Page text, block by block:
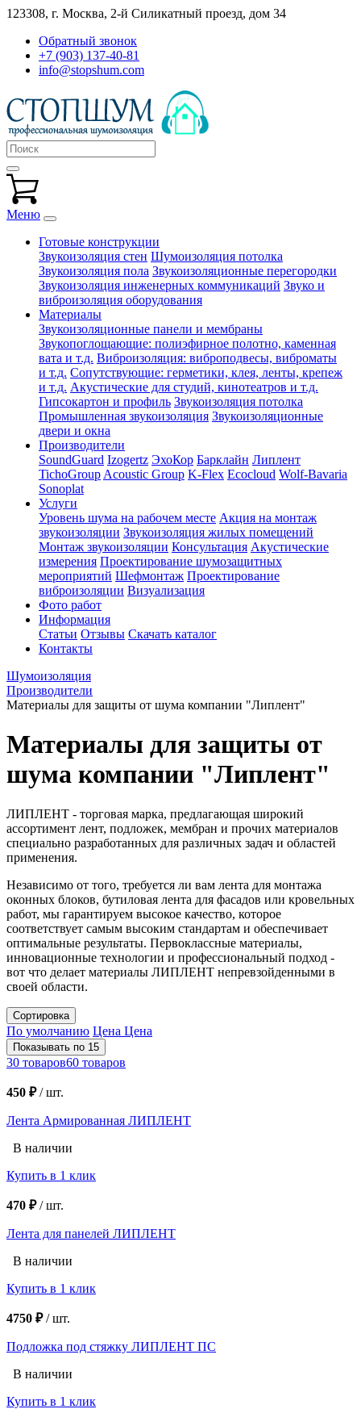
123308, г. Москва, 2-й Силикатный проезд, дом 34
Обратный звонок
+7 (903) 137-40-81
info@stopshum.com
Меню
Готовые конструкции
Звукоизоляция стен Шумоизоляция потолка
Звукоизоляция пола Звукоизоляционные перегородки
Звукоизоляция инженерных коммуникаций Звуко и
виброизоляция оборудования
Материалы
Звукоизоляционные панели и мембраны
Звукопоглощающие: полиэфирное полотно, каменная
вата и т.д. Виброизоляция: виброподвесы, виброматы
и т.д. Сопутствующие: герметики, клея, ленты, крепеж
и т.д. Акустические для студий, кинотеатров и т.д.
Гипсокартон и профиль Звукоизоляция потолка
Промышленная звукоизоляция Звукоизоляционные
двери и окна
Производители
SoundGuard Izogertz ЭхоКор Барклайн Липлент
TichoGroup Acoustic Group K-Flex Ecocloud Wolf-Bavaria
Sonoplat
Услуги
Уровень шума на рабочем месте Акция на монтаж
звукоизоляции Звукоизоляция жилых помещений
Монтаж звукоизоляции Консультация Акустические
измерения Проектирование шумозащитных
мероприятий Шефмонтаж Проектирование
виброизоляции Визуализация
Фото работ
Информация
Статьи Отзывы Скачать каталог
Контакты
Шумоизоляция
Производители
Материалы для защиты от шума компании "Липлент"
Материалы для защиты от
шума компании "Липлент"
ЛИПЛЕНТ - торговая марка, предлагающая широкий
ассортимент лент, подложек, мембран и прочих материалов
специально разработанных для различных задач и областей
применения.
Независимо от того, требуется ли вам лента для монтажа
оконных блоков, бутиловая лента для фасадов или кровельных
работ, мы гарантируем высокое качество, которое
соответствует самым высоким стандартам и обеспечивает
оптимальные результаты. Первоклассные материалы,
инновационные технологии и профессиональный подход -
вот что делает материалы ЛИПЛЕНТ непревзойденными в
своей области.
Сортировка
По умолчанию Цена Цена
Показывать по 15
30 товаров60 товаров
450 ₽/шт.
Лента Армированная ЛИПЛЕНТ
В наличии
Купить в 1 клик
470 ₽/шт.
Лента для панелей ЛИПЛЕНТ
В наличии
Купить в 1 клик
4750 ₽/шт.
Подложка под стяжку ЛИПЛЕНТ ПС
В наличии
Купить в 1 клик